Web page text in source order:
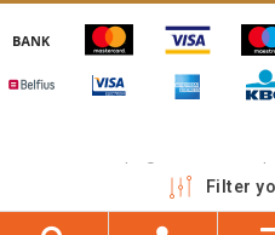
Copyright © 2026 - 4WD
Filter